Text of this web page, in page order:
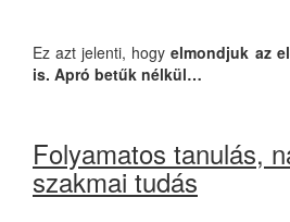
Ez azt jelenti, hogyelmondjuk az
is. Apró betűk nélkül…
Folyamatos tanulás,
szakmai tudás